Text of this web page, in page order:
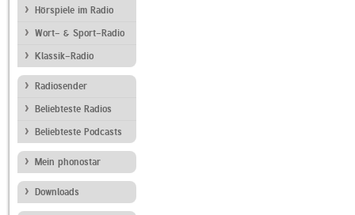
Hörspiele im Radio
Wort- & Sport-Radio
Klassik-Radio
Radiosender
Beliebteste Radios
Beliebteste Podcasts
Mein phonostar
Downloads